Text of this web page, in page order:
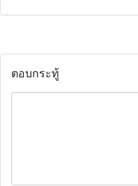
ตอบกระทู้